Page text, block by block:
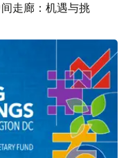
走廊：机遇与挑